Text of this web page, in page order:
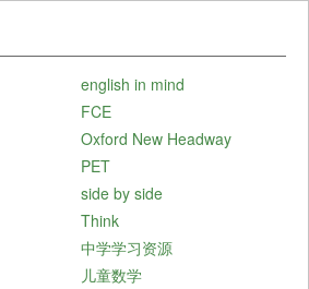
english in mind
FCE
Oxford New Headway
PET
side by side
Think
中学学习资源
儿童数学